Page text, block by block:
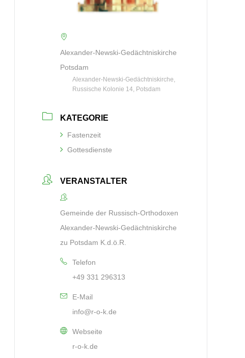
Alexander-Newski-Gedächtniskirche
Potsdam
Alexander-Newski-Gedächtniskirche,
Russische Kolonie 14, Potsdam
KATEGORIE
Fastenzeit
Gottesdienste
VERANSTALTER
Gemeinde der Russisch-Orthodoxen
Alexander-Newski-Gedächtniskirche
zu Potsdam K.d.ö.R.
Telefon
+49 331 296313
E-Mail
info@r-o-k.de
Webseite
r-o-k.de